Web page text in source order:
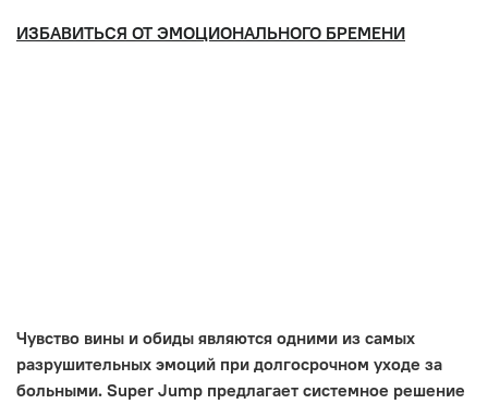
ИЗБАВИТЬСЯ ОТ ЭМОЦИОНАЛЬНОГО БРЕМЕНИ
Чувство вины и обиды являются одними из самых
разрушительных эмоций при долгосрочном уходе за
больными. Super Jump предлагает системное решение